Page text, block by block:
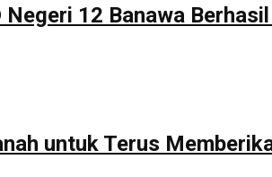
12 Banawa
untuk Terus